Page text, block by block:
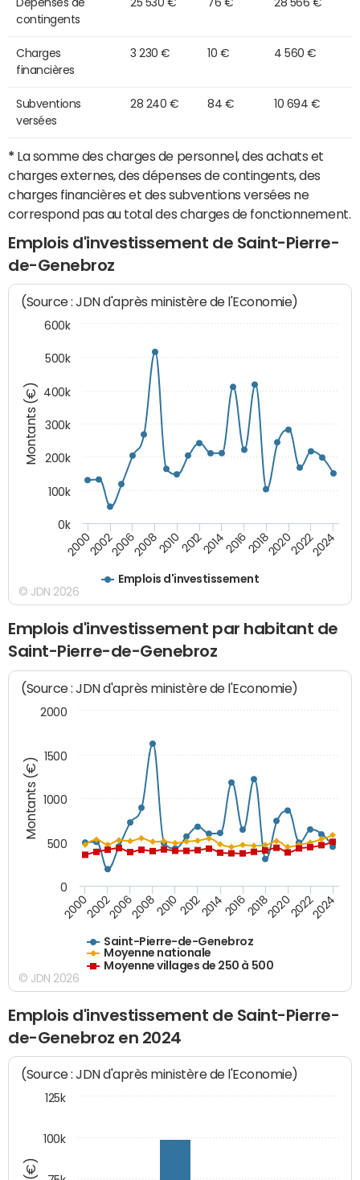
Dépenses de
contingents
25 530 € 76 € 28 566 €
Charges
financières
3 230 € 10 € 4 560 €
Subventions
versées
28 240 € 84 € 10 694 €
* La somme des charges de personnel, des achats et
charges externes, des dépenses de contingents, des
charges financières et des subventions versées ne
correspond pas au total des charges de fonctionnement.
Emplois d'investissement de Saint-Pierre-
de-Genebroz
Montants (€)
(Source : JDN d'après ministère de l'Economie)
Emplois d'investissement
200020022006200820102012201420162018202020222024
0k
100k
200k
300k
400k
500k
600k
© JDN 2026
Emplois d'investissement par habitant de
Saint-Pierre-de-Genebroz
Montants (€)
(Source : JDN d'après ministère de l'Economie)
Saint-Pierre-de-Genebroz
Moyenne nationale
Moyenne villages de 250 à 500
200020022006200820102012201420162018202020222024
0
500
1000
1500
2000
© JDN 2026
Emplois d'investissement de Saint-Pierre-
de-Genebroz en 2024
(Source : JDN d'après ministère de l'Economie)
100k
125k